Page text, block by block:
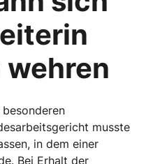
musste
in dem einer
Bei Erhalt der